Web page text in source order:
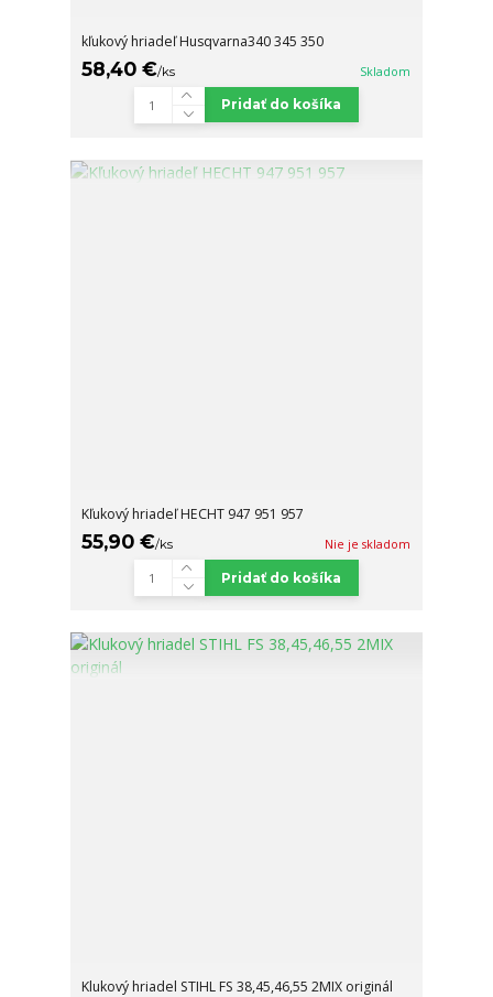
kľukový hriadeľ Husqvarna340 345 350
58,40 €/ks Skladom
Pridať do košíka
Kľukový hriadeľ HECHT 947 951 957
55,90 €/ks Nie je skladom
Pridať do košíka
Klukový hriadel STIHL FS 38,45,46,55 2MIX originál